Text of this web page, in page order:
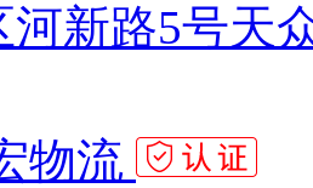
新路5号天
物流